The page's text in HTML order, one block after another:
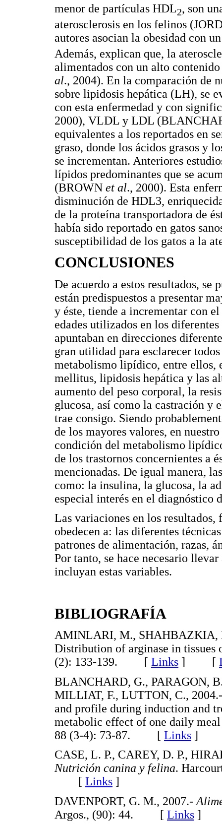
menor de partículas HDL2, son
aterosclerosis en los felinos
autores asocian la obesidad con
Además, explican que, la
alimentados con un alto
al., 2004). En la comparación de
sobre lipidosis hepática (LH), se
con esta enfermedad y con
2000), VLDL y LDL
equivalentes a los reportados en
graso, donde los ácidos grasos y
se incrementan. Anteriores
lípidos predominantes que se
(BROWN et al., 2000). Esta
disminución de HDL3,
de la proteína transportadora de
había sido reportado en gatos
susceptibilidad de los gatos a la
CONCLUSIONES
De acuerdo a estos resultados, se
están predispuestos a presentar
y éste, tiende a incrementar con
edades utilizados en los
apuntaban en direcciones
gran utilidad para esclarecer
metabolismo lipídico, entre ellos,
mellitus, lipidosis hepática y las
aumento del peso corporal, la
glucosa, así como la castración y
trae consigo. Siendo
de los mayores valores, en
condición del metabolismo
de los trastornos concernientes a
mencionadas. De igual manera,
como: la insulina, la glucosa, la
especial interés en el diagnóstico
Las variaciones en los resultados,
obedecen a: las diferentes
patrones de alimentación, razas,
Por tanto, se hace necesario
incluyan estas variables.
BIBLIOGRAFÍA
AMINLARI, M., SHAHBAZKIA,
Distribution of arginase in tissues
(2): 133-139. [ Links ] [
BLANCHARD, G., PARAGON,
MILLIAT, F., LUTTON, C.,
and profile during induction and
metabolic effect of one daily
88 (3-4): 73-87. [ Links ]
CASE, L. P., CAREY, D. P.,
Nutrición canina y felina.
[ Links ]
DAVENPORT, G. M., 2007.-
Argos., (90): 44. [ Links ]